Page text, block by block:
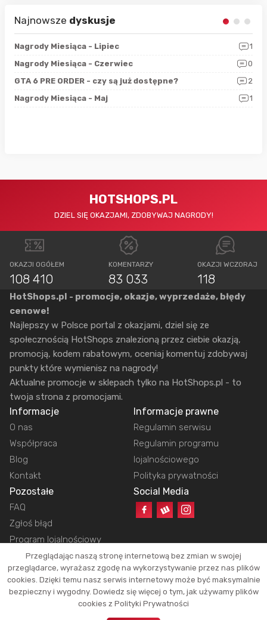
Najnowsze dyskusje
Nagrody Miesiąca - Lipiec
1
Nagrody Miesiąca - Czerwiec
0
GTA 6 PRE ORDER - czy są już dostępne?
2
Nagrody Miesiąca - Maj
1
HOTSHOPS.PL
DZIEL SIĘ OKAZJAMI, ZDOBYWAJ NAGRODY!
OKAZJI OGÓŁEM
108 410
KOMENTARZY
83 033
OKAZJI WCZORAJ
118
HotShops.pl - promocje, okazje, wyprzedaże, błędy
cenowe!
Najlepszy w Polsce portal z okazjami, dziel się ze
społecznością HotShops znalezioną przez ciebie okazją,
promocją, kodem rabatowym, oceniaj komentuj zdobywaj
punkty które wymienisz na nagrody!
Aktualne promocje w sklepach tylko na HotShops.pl - to
twoja strona z promocjami.
Informacje
O nas
Współpraca
Blog
Kontakt
Informacje prawne
Regulamin serwisu
Regulamin programu
lojalnościowego
Polityka prywatności
Pozostałe
FAQ
Zgłoś błąd
Program lojalnościowy
Social Media
Copyright © 2026 HotShops.pl - Wszelkie prawa zastrzeżone.
Jako partnerzy możemy otrzymać prowizję za dokonanie zakupów z naszych
linków. Dzięki temu jesteśmy w stanie utrzymać działanie naszego portalu.
Przeglądając naszą stronę internetową bez zmian w swojej
przeglądarce, wyrażasz zgodę na wykorzystywanie przez nas plików
cookies. Dzięki temu nasz serwis internetowy może być maksymalnie
bezpieczny i wygodny. Dowiedz się więcej o tym, jak używamy plików
cookies z Polityki Prywatności